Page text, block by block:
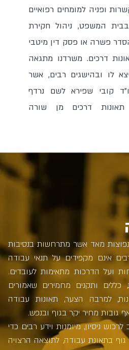
ופניה למומחים רפואיים
בבית המשפט, ניהול חקירת
פשרה או פסק דין מיטבי
דרכים. משרדנו מתגאה
לו ובהישגים רבים, אשר
קובי שפירא לשם נרדף
דרכים מן שורה
נפוצות מאד אשר מתרחשות בנסיבות
אינם מקפידים על תנאי עבודה
ועל הדרכות מתאימות לעובדים.
ותקנים מחמירים שאמורים
למרבה הצער, תאונות עבודה
גובות מחיר יקר בגוף ובנפש.
ניסיון, מיומנות וידע רבים כדי
בתאונת עבודה, לתוצאה הרצויה